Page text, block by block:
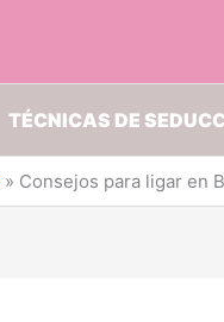
TÉCNICAS DE
Consejos para ligar en